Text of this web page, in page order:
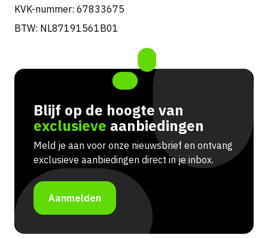
KVK-nummer: 67833675
BTW: NL87191561B01
Blijf op de hoogte van
exclusieve aanbiedingen
Meld je aan voor onze nieuwsbrief en ontvang
exclusieve aanbiedingen direct in je inbox.
Aanmelden